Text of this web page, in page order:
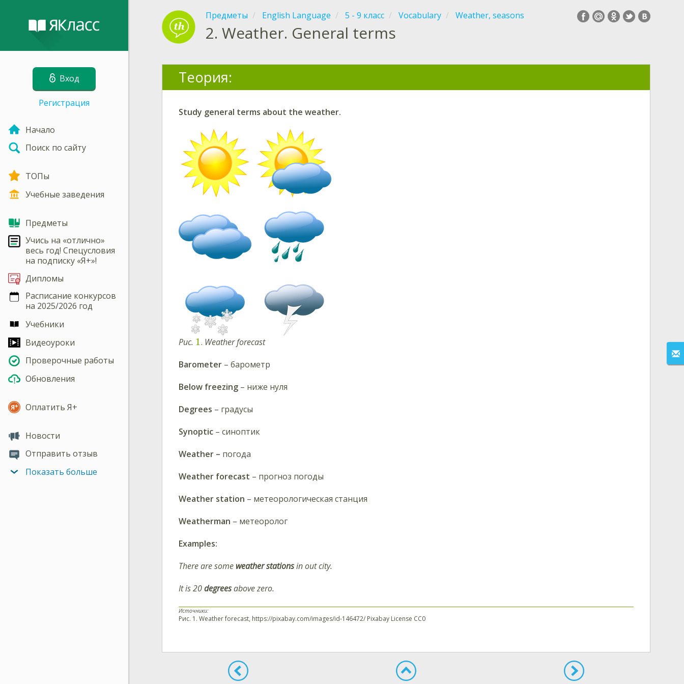
Вход
Регистрация
Начало
Поиск по сайту
ТОПы
Учебные заведения
Предметы
Учись на «отлично»
весь год! Спецусловия
на подписку «Я+»!
Дипломы
Расписание конкурсов
на 2025/2026 год
Учебники
Видеоуроки
Проверочные работы
Обновления
Оплатить Я+
Новости
Отправить отзыв
Показать больше
Предметы English Language 5 - 9 класс Vocabulary Weather, seasons
2. Weather. General terms
Теория:
Study general terms about the weather.
Рис. 1 . Weather forecast
Barometer – барометр
Below freezing – ниже нуля
Degrees – градусы
Synoptic – синоптик
Weather – погода
Weather forecast – прогноз погоды
Weather station – метеорологическая станция
Weatherman – метеоролог
Examples:
There are some weather stationsin out city.
It is 20degreesabove zero.
Источники:
Рис. 1. Weather forecast, https://pixabay.com/images/id-146472/ Pixabay License CC0